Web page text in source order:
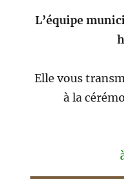
L’équipe
Elle vous
à la